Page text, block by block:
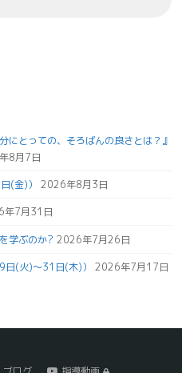
にとっての、そろばんの良さとは？』
8月7日
(金)） 2026年8月3日
年7月31日
学ぶのか? 2026年7月26日
日(火)～31日(木)） 2026年7月17日